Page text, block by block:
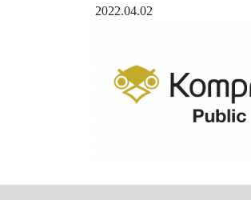
2022.04.02